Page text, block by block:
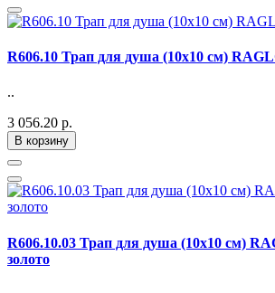
R606.10 Трап для душа (10х10 см)
..
3 056.20 р.
В корзину
R606.10.03 Трап для душа (10х10 см)
золото